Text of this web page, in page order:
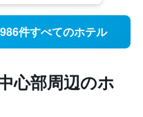
件すべてのホテル
心部周辺のホ